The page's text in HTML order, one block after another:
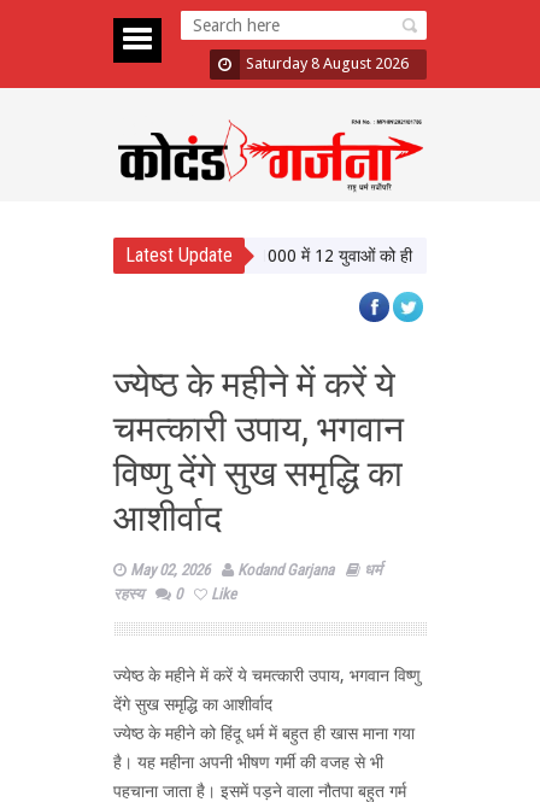
Saturday 8 August 2026
Latest Update
बेरोजगारी पर घेरा सरकार को, बोले- 1000 में 12 युवाओं को ही permanet Job
ज्येष्ठ के महीने में करें ये
चमत्कारी उपाय, भगवान
विष्णु देंगे सुख समृद्धि का
आशीर्वाद
May 02, 2026 Kodand Garjana
धर्म
रहस्य
0 Like
ज्येष्ठ के महीने में करें ये चमत्कारी उपाय, भगवान विष्णु
देंगे सुख समृद्धि का आशीर्वाद
ज्येष्ठ के महीने को हिंदू धर्म में बहुत ही खास माना गया
है। यह महीना अपनी भीषण गर्मी की वजह से भी
पहचाना जाता है। इसमें पड़ने वाला नौतपा बहुत गर्म